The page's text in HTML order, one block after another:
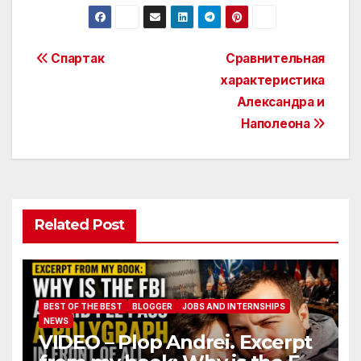
Post
Сравнительная
характеристика
Александра и
Наполеона
Спартак
Related Post
BEST OF THE BEST BLOGGER
JOBS AND INTERNSHIPS
NEWS
VIDEO – Plop Andrei. Excerpt